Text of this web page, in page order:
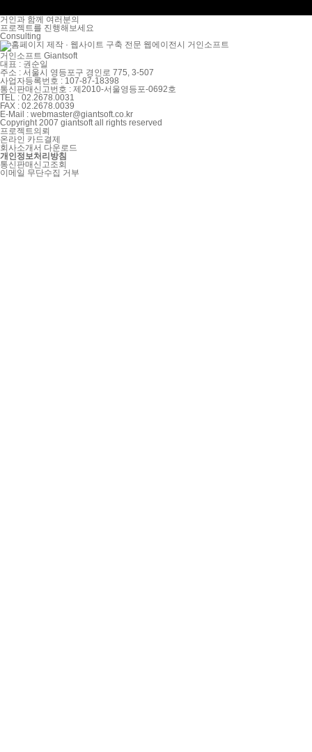
거인과 함께 여러분의
프로젝트를 진행해보세요
Consulting
거인소프트 Giantsoft
대표 : 권순일
주소 : 서울시 영등포구 경인로 775, 3-507
사업자등록번호 : 107-87-18398
통신판매신고번호 : 제2010-서울영등포-0692호
TEL : 02.2678.0031
FAX : 02.2678.0039
E-Mail : webmaster@giantsoft.co.kr
Copyright 2007 giantsoft all rights reserved
프로젝트의뢰
온라인 카드결제
회사소개서 다운로드
개인정보처리방침
통신판매신고조회
이메일 무단수집 거부